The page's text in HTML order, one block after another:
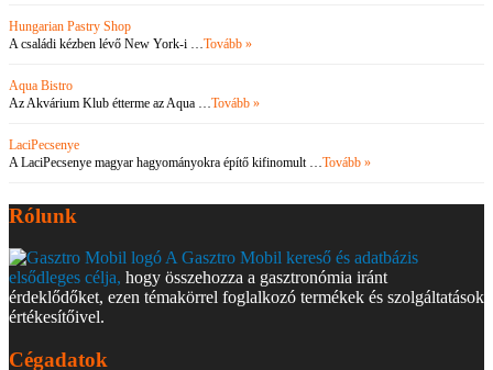
Hungarian Pastry Shop
A családi kézben lévő New York-i …Tovább »
Aqua Bistro
Az Akvárium Klub étterme az Aqua …Tovább »
LaciPecsenye
A LaciPecsenye magyar hagyományokra építő kifinomult …Tovább »
Rólunk
A Gasztro Mobil kereső és adatbázis
elsődleges célja, hogy összehozza a gasztronómia iránt
érdeklődőket, ezen témakörrel foglalkozó termékek és szolgáltatások
értékesítőivel.
Cégadatok